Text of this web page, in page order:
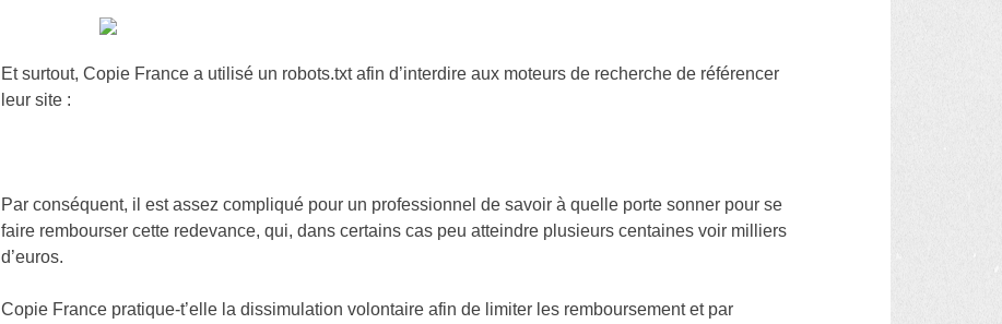
Et surtout, Copie France a utilisé un robots.txt afin d’interdire aux moteurs de recherche de référencer
leur site :
Par conséquent, il est assez compliqué pour un professionnel de savoir à quelle porte sonner pour se
faire rembourser cette redevance, qui, dans certains cas peu atteindre plusieurs centaines voir milliers
d’euros.
Copie France pratique-t’elle la dissimulation volontaire afin de limiter les remboursement et par